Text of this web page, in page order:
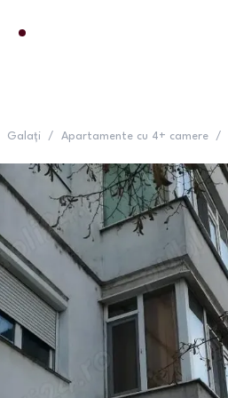
Galați / Apartamente cu 4+ camere /